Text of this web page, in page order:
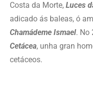
Costa da Morte, Luces
adicado ás baleas, ó
Chamádeme Ismael. No
Cetácea, unha gran
cetáceos.